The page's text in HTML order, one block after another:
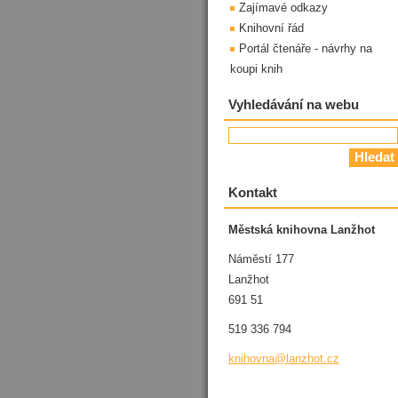
Zajímavé odkazy
Knihovní řád
Portál čtenáře - návrhy na
koupi knih
Vyhledávání na webu
Kontakt
Městská knihovna Lanžhot
Náměstí 177
Lanžhot
691 51
519 336 794
knihovna@lanzhot.cz